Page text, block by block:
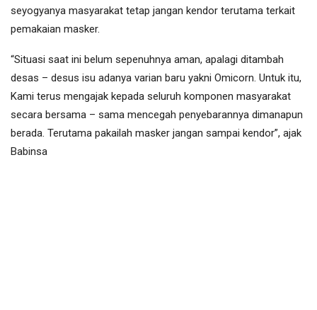
seyogyanya masyarakat tetap jangan kendor terutama terkait
pemakaian masker.
“Situasi saat ini belum sepenuhnya aman, apalagi ditambah
desas – desus isu adanya varian baru yakni Omicorn. Untuk itu,
Kami terus mengajak kepada seluruh komponen masyarakat
secara bersama – sama mencegah penyebarannya dimanapun
berada. Terutama pakailah masker jangan sampai kendor”, ajak
Babinsa